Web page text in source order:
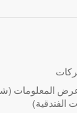
المعلومات
الفندقية)